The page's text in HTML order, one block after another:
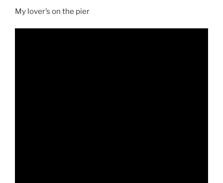
My lover’s on the pier